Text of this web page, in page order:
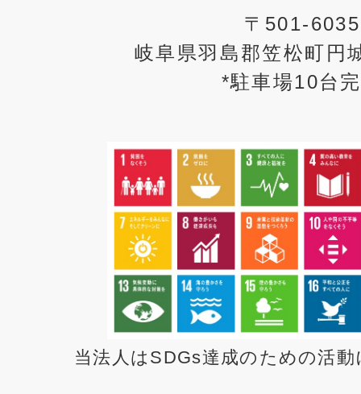
〒501-6035
岐阜県羽島郡笠松町円
*駐車場10台
当法人はSDGs達成のための活